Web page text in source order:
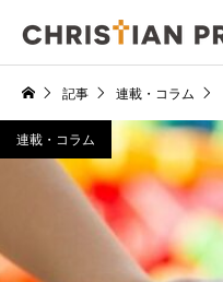
記事 連載・コラム
連載・コラム